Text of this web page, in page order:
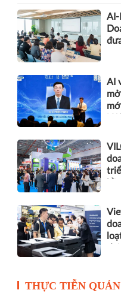
AI-
AI
THỰC TIỄN